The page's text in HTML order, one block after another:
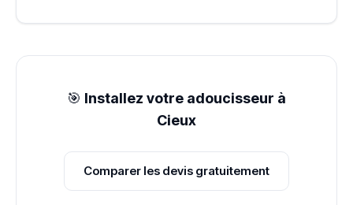
🎯 Installez votre adoucisseur à
Cieux
Comparer les devis gratuitement